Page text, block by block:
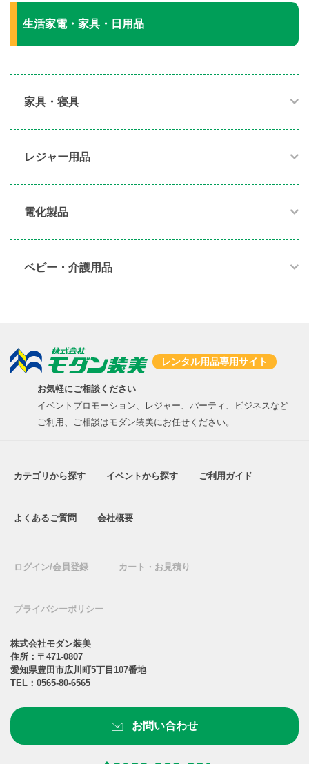
生活家電・家具・日用品
家具・寝具​
レジャー用品
電化製品​
ベビー・介護用品​
レンタル用品専用サイト
お気軽にご相談ください
イベントプロモーション、レジャー、パーティ、ビジネスなど
ご利用、ご相談はモダン装美にお任せください。
カテゴリから探す イベントから探す ご利用ガイド
よくあるご質問 会社概要
ログイン/会員登録 カート・お見積り
プライバシーポリシー
株式会社モダン装美
住所：〒471-0807
愛知県豊田市広川町5丁目107番地
TEL： 0565-80-6565
お問い合わせ